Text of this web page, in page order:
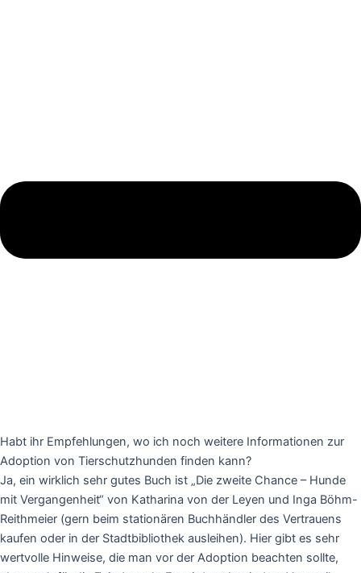
Habt ihr Empfehlungen, wo ich noch weitere Informationen zur
Adoption von Tierschutzhunden finden kann?
Ja, ein wirklich sehr gutes Buch ist „Die zweite Chance – Hunde
mit Vergangenheit“ von Katharina von der Leyen und Inga Böhm-
Reithmeier (gern beim stationären Buchhändler des Vertrauens
kaufen oder in der Stadtbibliothek ausleihen). Hier gibt es sehr
wertvolle Hinweise, die man vor der Adoption beachten sollte,